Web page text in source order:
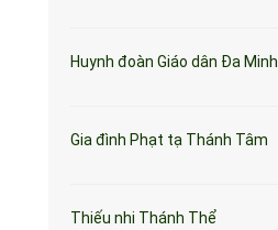
Huynh đoàn Giáo dân Đa Minh
Gia đình Phạt tạ Thánh Tâm
Thiếu nhi Thánh Thể